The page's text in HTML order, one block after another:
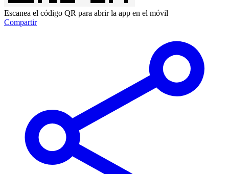
Escanea el código QR para abrir la app en el móvil
Compartir